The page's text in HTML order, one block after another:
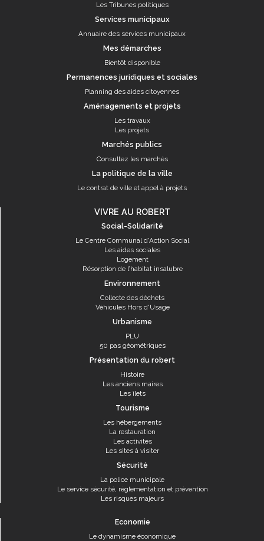
Les Tribunes politiques
Services municipaux
Annuaire des services municipaux
Mes démarches
Bientôt disponible
Permanences juridiques et sociales
Planning des aides citoyennes
Aménagements et projets
Les travaux
Les projets
Marchés publics
Consultez les marchés
La politique de la ville
Le contrat de ville et appel à projets
VIVRE AU ROBERT
Social-Solidarité
Le Centre Communal d'Action Social
Les aides sociales
Logement
Résorption de l’habitat insalubre
Environnement
Collecte des déchets
Véhicules Hors d'Usage
Urbanisme
PLU
50 pas géométriques
Présentation du robert
Histoire
Les anciens maires
Les îlets
Tourisme
Les hébergements
La restauration
Les activités
Les sites à visiter
Sécurité
La police municipale
Le service sécurité, réglementation et prévention
Les risques majeurs
Economie
Le dynamisme économique